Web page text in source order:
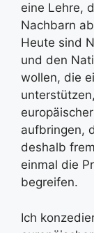
eine Lehre,
Nachbarn
Heute sind
und den
wollen, die
aufbringen,
deshalb
einmal die
begreifen.
Ich